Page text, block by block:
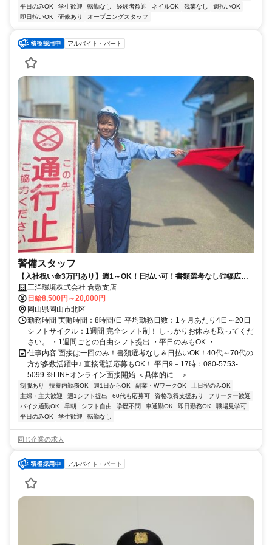
平日のみOK 学生歓迎 転勤なし 経験者歓迎 ネイルOK 残業なし
週払いOK
即日払いOK
研修あり オープニングスタッフ
アルバイト・パート
警備スタッフ
【入社祝い金3万円あり】週1～OK！日払い可！書類選考なし◎幅広い
世代が活躍中で未経験から活躍できる♪
三洋環境株式会社 倉敷支店
日給8,500円～20,000円
岡山県岡山市北区
勤務時間 実働時間：8時間/日 平均勤務日数：1ヶ月あたり4日～20日
シフトサイクル：1週間 完全シフト制！ しっかりお休みも取ってくだ
さい。 ・1週間ごとの自由シフト提出 ・平日のみもOK ・...
仕事内容 面接は一回のみ！書類選考なし＆日払いOK！40代～70代の
方が多数活躍中♪ 直接電話応募もOK！ 平日9－17時：080-5753-
5099 ※LINEオンライン面接開始 ＜具体的に…＞ ...
制服あり 扶養内勤務OK 週1日からOK 副業・WワークOK
土日祝のみOK
主婦・主夫歓迎
週1シフト提出 60代も応募可 資格取得支援あり
フリーター歓迎
バイク通勤OK
早朝 シフト自由 学歴不問 車通勤OK 即日勤務OK
職場見学可
平日のみOK
学生歓迎 転勤なし
同じ企業の求人
アルバイト・パート